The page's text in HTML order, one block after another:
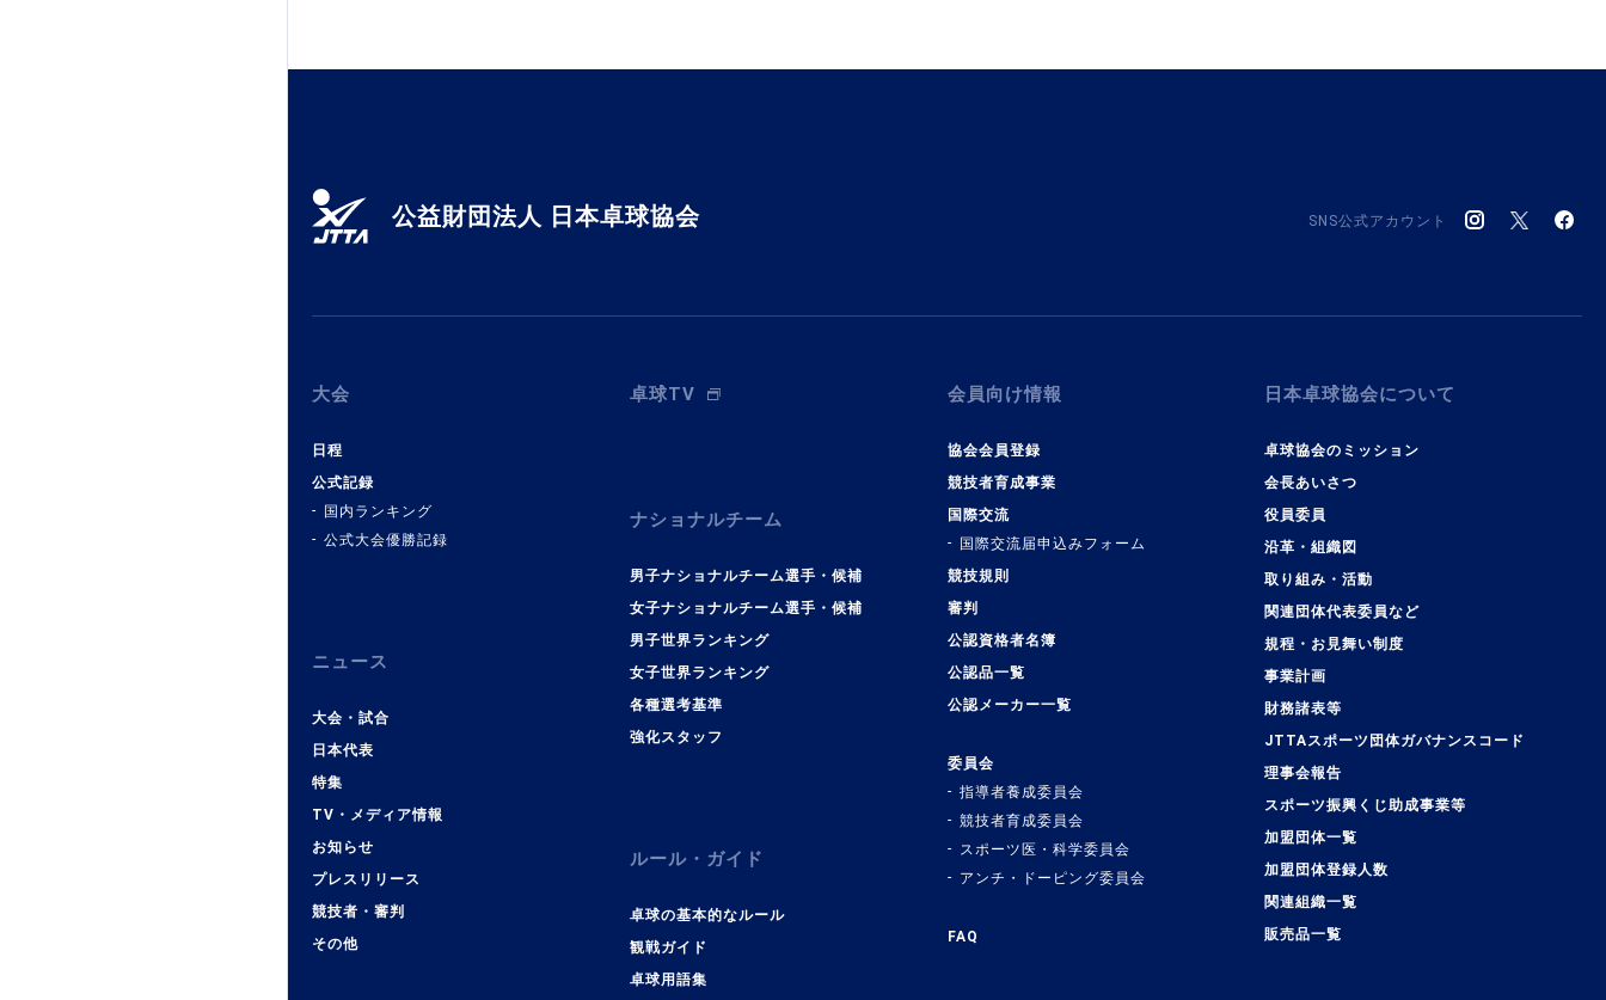
公益財団法人 日本卓球協会 SNS公式アカウント
大会
日程
公式記録
国内ランキング
公式大会優勝記録
ニュース
大会・試合
日本代表
特集
TV・メディア情報
お知らせ
プレスリリース
競技者・審判
その他
卓球TV
ナショナルチーム
男子ナショナルチーム選手・候補
女子ナショナルチーム選手・候補
男子世界ランキング
女子世界ランキング
各種選考基準
強化スタッフ
ルール・ガイド
卓球の基本的なルール
観戦ガイド
卓球用語集
会員向け情報
協会会員登録
競技者育成事業
国際交流
国際交流届申込みフォーム
競技規則
審判
公認資格者名簿
公認品一覧
公認メーカー一覧
委員会
指導者養成委員会
競技者育成委員会
スポーツ医・科学委員会
アンチ・ドーピング委員会
FAQ
日本卓球協会について
卓球協会のミッション
会長あいさつ
役員委員
沿革・組織図
取り組み・活動
関連団体代表委員など
規程・お見舞い制度
事業計画
財務諸表等
JTTAスポーツ団体ガバナンスコード
理事会報告
スポーツ振興くじ助成事業等
加盟団体一覧
加盟団体登録人数
関連組織一覧
販売品一覧